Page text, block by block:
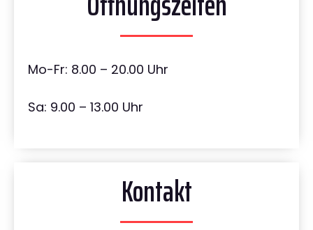
Mo-Fr: 8.00 – 20.00 Uhr
Sa: 9.00 – 13.00 Uhr
Kontakt